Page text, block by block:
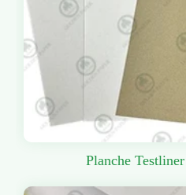
Planche